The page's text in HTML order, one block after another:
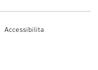
Accessibilita